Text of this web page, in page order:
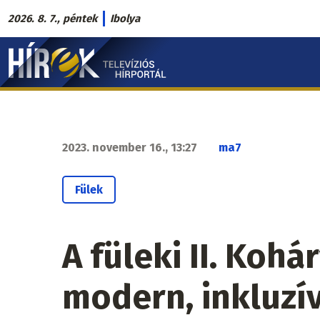
Ugrás
a
tartalomra
2026. 8. 7., péntek Ibolya
Hírek.sk
fő
2023. november 16., 13:27 ma7
Fülek
A füleki II.
modern,